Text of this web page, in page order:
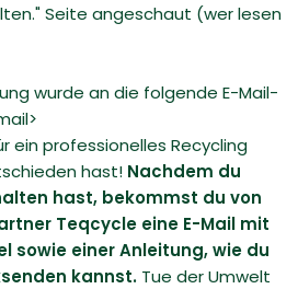
Seite angeschaut (wer lesen
wurde an die folgende E-Mail-
ein professionelles Recycling
hast! Nachdem du
hast, bekommst du von
Teqcycle eine E-Mail mit
sowie einer Anleitung, wie du
kannst. Tue der Umwelt